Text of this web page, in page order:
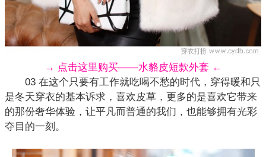
→ 点击这里购买——水貉皮短款外套 ←
03 在这个只要有工作就吃喝不愁的时代，穿得暖和只
是冬天穿衣的基本诉求，喜欢皮草 ，更多的是喜欢它带来
的那份奢华体验，让平凡而普通的我们，也能够拥有光彩
夺目的一刻。